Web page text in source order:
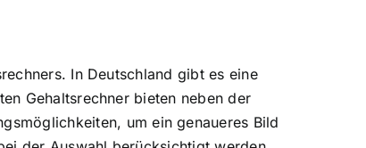
In Deutschland gibt es eine
Gehaltsrechner bieten neben der
um ein genaueres Bild